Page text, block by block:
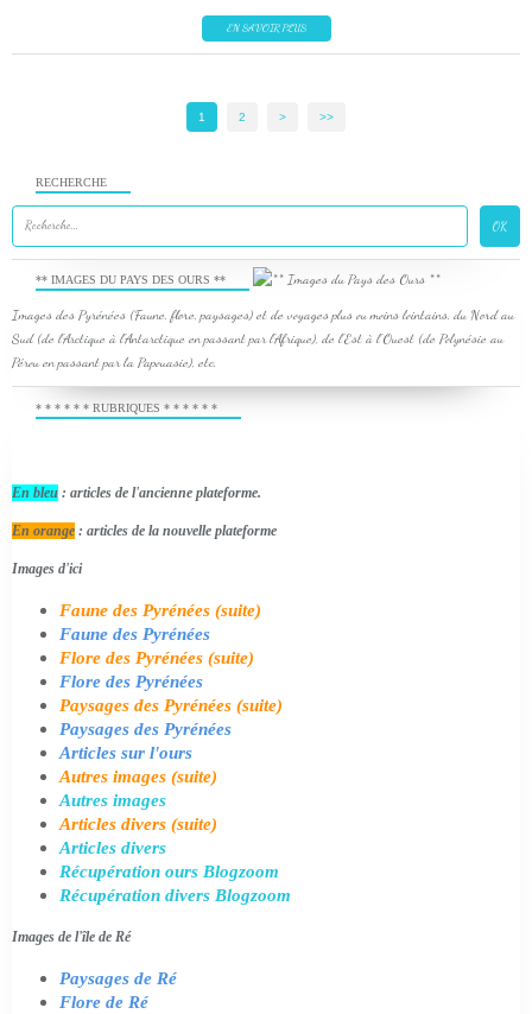
EN SAVOIR PLUS
1 2 > >>
RECHERCHE
** IMAGES DU PAYS DES OURS **
Images des Pyrénées (Faune, flore, paysages) et de voyages plus ou moins lointains, du Nord au
Sud (de l'Arctique à l'Antarctique en passant par l'Afrique), de l'Est à l'Ouest (de Polynésie au
Pérou en passant par la Papouasie), etc.
* * * * * * RUBRIQUES * * * * * *
En bleu : articles de l'ancienne plateforme.
En orange : articles de la nouvelle plateforme
Images d'ici
Faune des Pyrénées (suite)
Faune des Pyrénées
Flore des Pyrénées (suite)
Flore des Pyrénées
Paysages des Pyrénées (suite)
Paysages des Pyrénées
Articles sur l'ours
Autres images (suite)
Autres images
Articles divers (suite)
Articles divers
Récupération ours Blogzoom
Récupération divers Blogzoom
Images de l'île de Ré
Paysages de Ré
Flore de Ré